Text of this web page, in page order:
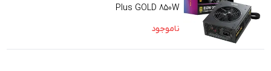
Plus GOLD 850W
ناموجود